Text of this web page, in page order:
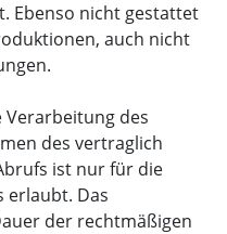
Ebenso nicht gestattet
auch nicht
Verarbeitung des
des vertraglich
ist nur für die
erlaubt. Das
der rechtmäßigen